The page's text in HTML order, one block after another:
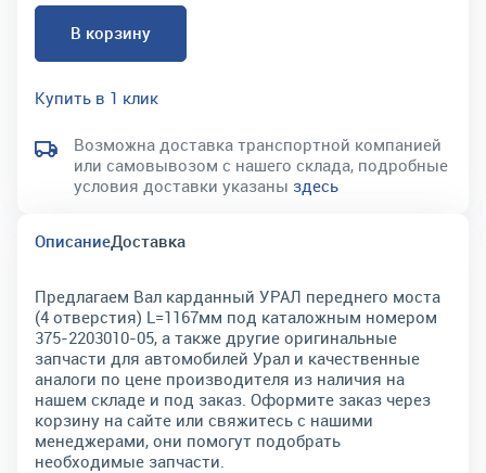
В корзину
Купить в 1 клик
Возможна доставка транспортной компанией
или самовывозом с нашего склада, подробные
условия доставки указаны здесь
ОписаниеДоставка
Предлагаем Вал карданный УРАЛ переднего моста
(4 отверстия) L=1167мм под каталожным номером
375-2203010-05, а также другие оригинальные
запчасти для автомобилей Урал и качественные
аналоги по цене производителя из наличия на
нашем складе и под заказ. Оформите заказ через
корзину на сайте или свяжитесь с нашими
менеджерами, они помогут подобрать
необходимые запчасти.